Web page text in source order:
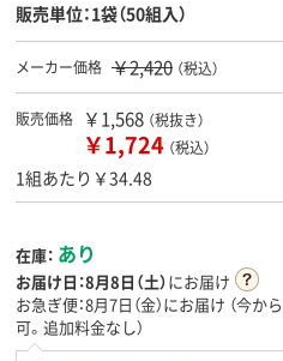
販売単位：1袋（50組入）
メーカー価格 ￥2,420 （税込）
販売価格 ￥1,568 （税抜き）
￥1,724 （税込）
1組あたり￥34.48
在庫： あり
お届け日：8月8日（土）にお届け
お急ぎ便：8月7日（金）にお届け （今から
可。追加料金なし）